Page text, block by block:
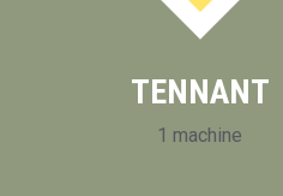
TENNANT
1 machine